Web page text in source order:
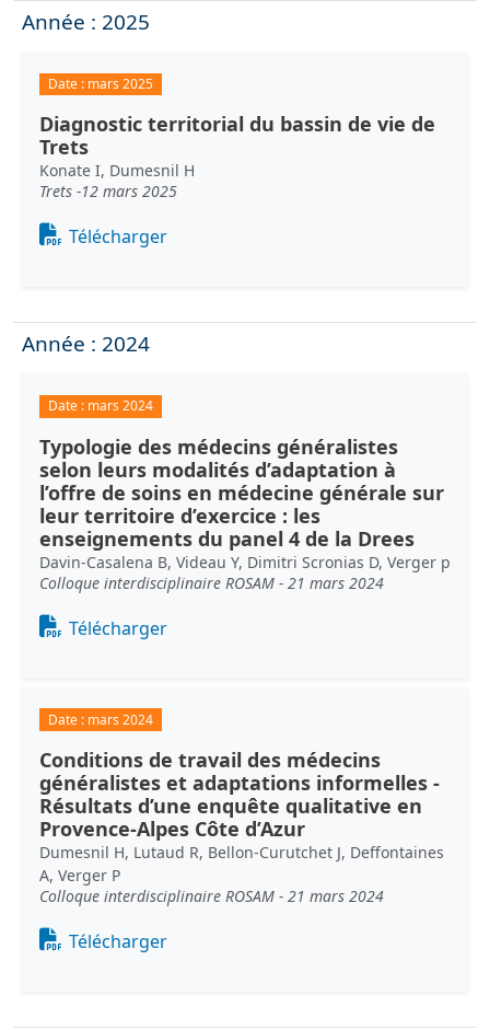
Année : 2025
Date : mars 2025
Diagnostic territorial du bassin de vie de
Trets
Konate I, Dumesnil H
Trets -12 mars 2025
Document
Télécharger
Année : 2024
Date : mars 2024
Typologie des médecins généralistes
selon leurs modalités d’adaptation à
l’offre de soins en médecine générale sur
leur territoire d’exercice : les
enseignements du panel 4 de la Drees
Davin-Casalena B, Videau Y, Dimitri Scronias D, Verger p
Colloque interdisciplinaire ROSAM - 21 mars 2024
Document
Télécharger
Date : mars 2024
Conditions de travail des médecins
généralistes et adaptations informelles -
Résultats d’une enquête qualitative en
Provence-Alpes Côte d’Azur
Dumesnil H, Lutaud R, Bellon-Curutchet J, Deffontaines
A, Verger P
Colloque interdisciplinaire ROSAM - 21 mars 2024
Document
Télécharger